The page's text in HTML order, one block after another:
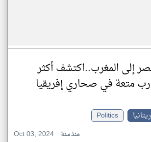
إلى المغرب..اكتشف أكثر
متعة في صحاري إفريقيا
Politics
Oct 03, 2024
منذ سنة